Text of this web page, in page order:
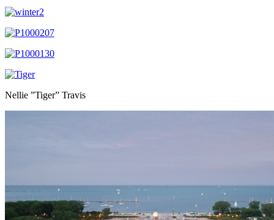
Nellie ”Tiger” Travis